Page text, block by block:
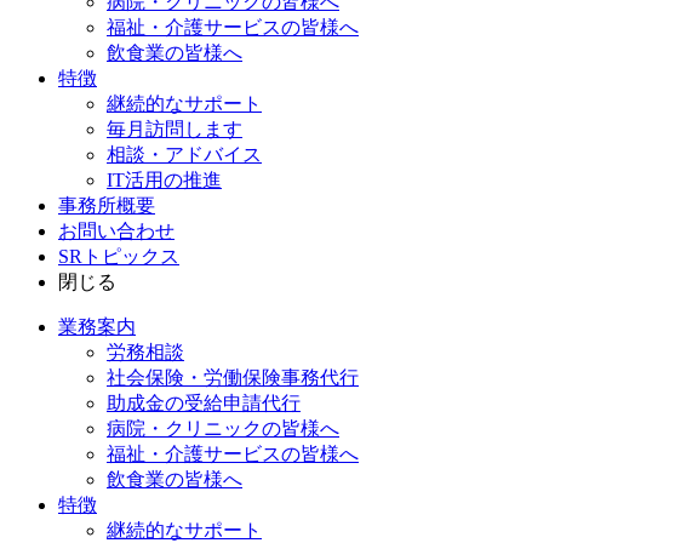
福祉・介護サービスの皆様へ
飲食業の皆様へ
特徴
継続的なサポート
毎月訪問します
相談・アドバイス
IT活用の推進
事務所概要
お問い合わせ
SRトピックス
閉じる
業務案内
労務相談
社会保険・労働保険事務代行
助成金の受給申請代行
病院・クリニックの皆様へ
福祉・介護サービスの皆様へ
飲食業の皆様へ
特徴
継続的なサポート